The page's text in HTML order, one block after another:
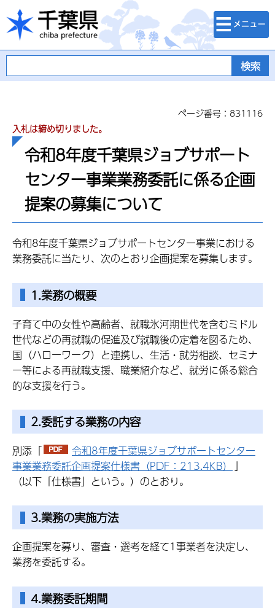
千葉県
検索・メニュ
ー
ページ番号：831116
入札は締め切りました。
令和8年度千葉県ジョブサポート
センター事業業務委託に係る企画
提案の募集について
令和8年度千葉県ジョブサポートセンター事業における
業務委託に当たり、次のとおり企画提案を募集します。
1.業務の概要
子育て中の女性や高齢者、就職氷河期世代を含むミドル
世代などの再就職の促進及び就職後の定着を図るため、
国（ハローワーク）と連携し、生活・就労相談、セミナ
ー等による再就職支援、職業紹介など、就労に係る総合
的な支援を行う。
2.委託する業務の内容
別添「
令和8年度千葉県ジョブサポートセンター
事業業務委託企画提案仕様書（PDF：213.4KB）
」
（以下「仕様書」という。）のとおり。
3.業務の実施方法
企画提案を募り、審査・選考を経て1事業者を決定し、
業務を委託する。
4.業務委託期間